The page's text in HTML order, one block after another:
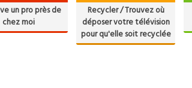
un pro près de
chez moi
Recycler / Trouvez où
déposer votre télévision
pour qu'elle soit recyclée